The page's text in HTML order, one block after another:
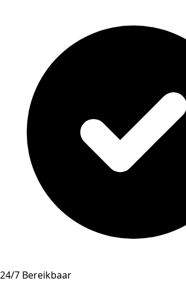
24/7 Bereikbaar